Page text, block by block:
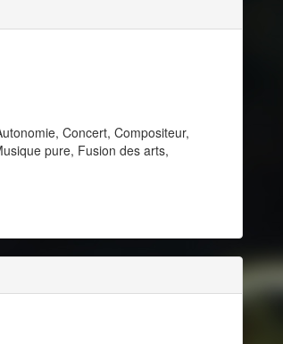
Concert, Compositeur,
pure, Fusion des arts,